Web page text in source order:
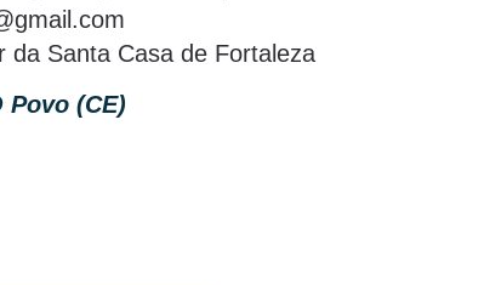
da Santa Casa de Fortaleza
Povo (CE)